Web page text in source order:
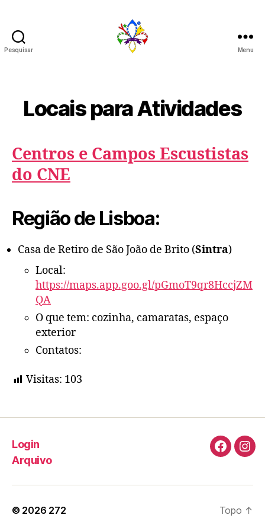
Pesquisar Menu
Locais para Atividades
Centros e Campos Escustistas
do CNE
Região de Lisboa:
Casa de Retiro de São João de Brito (Sintra)
Local:
https://maps.app.goo.gl/pGmoT9qr8HccjZM
QA
O que tem: cozinha, camaratas, espaço
exterior
Contatos:
Visitas: 103
Login
Arquivo
© 2026 272 Topo ↑